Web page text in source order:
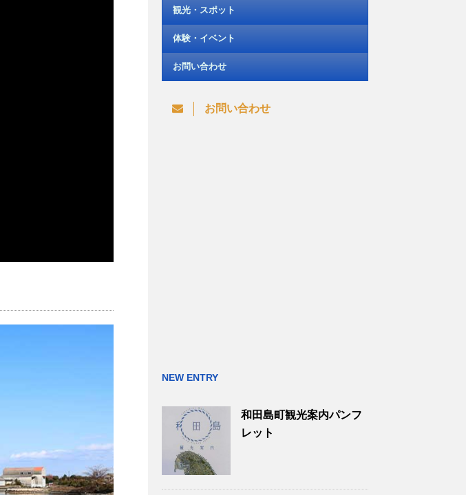
観光・スポット
体験・イベント
お問い合わせ
お問い合わせ
NEW ENTRY
和田島町観光案内パンフ
レット